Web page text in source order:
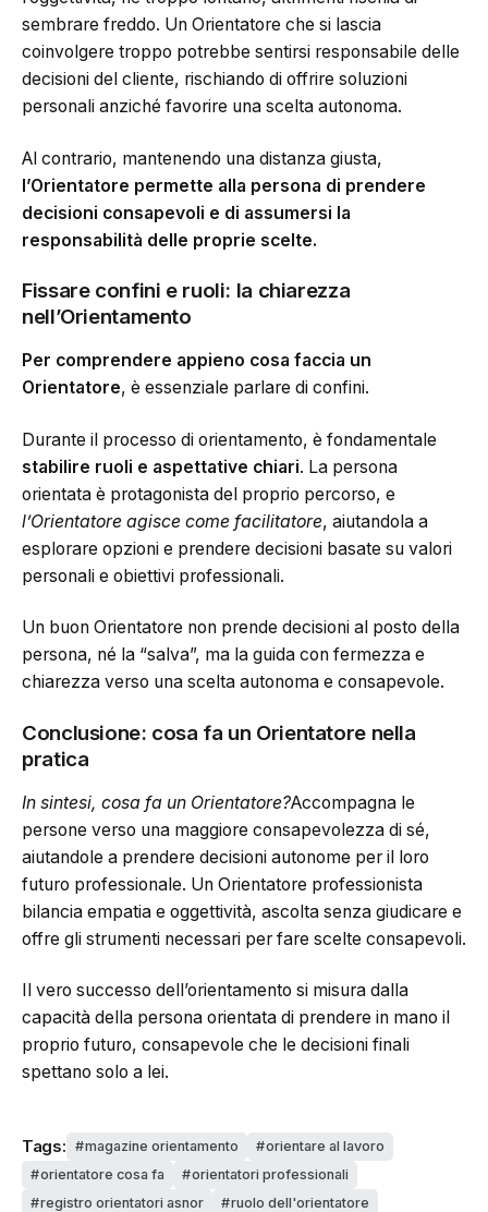
sembrare freddo. Un Orientatore che si lascia
coinvolgere troppo potrebbe sentirsi responsabile delle
decisioni del cliente, rischiando di offrire soluzioni
personali anziché favorire una scelta autonoma.
Al contrario, mantenendo una distanza giusta,
l’Orientatore permette alla persona di prendere
decisioni consapevoli e di assumersi la
responsabilità delle proprie scelte.
Fissare confini e ruoli: la chiarezza
nell’Orientamento
Per comprendere appieno cosa faccia un
Orientatore, è essenziale parlare di confini.
Durante il processo di orientamento, è fondamentale
stabilire ruoli e aspettative chiari. La persona
orientata è protagonista del proprio percorso, e
l’Orientatore agisce come facilitatore, aiutandola a
esplorare opzioni e prendere decisioni basate su valori
personali e obiettivi professionali.
Un buon Orientatore non prende decisioni al posto della
persona, né la “salva”, ma la guida con fermezza e
chiarezza verso una scelta autonoma e consapevole.
Conclusione: cosa fa un Orientatore nella
pratica
In sintesi, cosa fa un Orientatore?Accompagna le
persone verso una maggiore consapevolezza di sé,
aiutandole a prendere decisioni autonome per il loro
futuro professionale. Un Orientatore professionista
bilancia empatia e oggettività, ascolta senza giudicare e
offre gli strumenti necessari per fare scelte consapevoli.
Il vero successo dell’orientamento si misura dalla
capacità della persona orientata di prendere in mano il
proprio futuro, consapevole che le decisioni finali
spettano solo a lei.
Tags: magazine orientamento
orientare al lavoro
orientatore cosa fa
orientatori professionali
registro orientatori asnor
ruolo dell'orientatore